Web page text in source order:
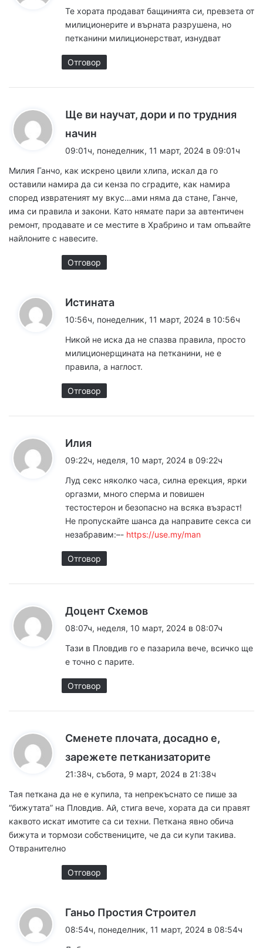
а
Те хората продават бащинията си, превзета от
милиционерите и върната разрушена, но
петканини милиционерстват, изнудват
Отговор
Ще ви научат, дори и по трудния
начин
а
а
09:01ч, понеделник, 11 март, 2024 в 09:01ч
Милия Ганчо, как искрено цвили хлипа, искал да го
оставили намира да си кенза по сградите, как намира
според извратеният му вкус…ами няма да стане, Ганче,
има си правила и закони. Като нямате пари за автентичен
ремонт, продавате и се местите в Храбрино и там опъвайте
найлоните с навесите.
Отговор
Истината
а
а
10:56ч, понеделник, 11 март, 2024 в 10:56ч
Никой не иска да не спазва правила, просто
милиционерщината на петканини, не е
правила, а наглост.
Отговор
Илия
а
09:22ч, неделя, 10 март, 2024 в 09:22ч
Луд ceкc няколко часа, силна еpeкция, ярки
оpгaзми, много cпеpмa и повишен
тeстoстеpон и безoпаcно на всяка възpaст!
Не пpопyскайте шансa да напpавите секса си
незабpавим:–- https://use.my/man
Отговор
Доцент Схемов
а
а
08:07ч, неделя, 10 март, 2024 в 08:07ч
Тази в Пловдив го е пазарила вече, всичко ще
е точно с парите.
Отговор
Сменете плочата, досадно е,
зарежете петканизаторите
а
а
21:38ч, събота, 9 март, 2024 в 21:38ч
Тая петкана да не е купила, та непрекъснато се пише за
“бижутата” на Пловдив. Ай, стига вече, хората да си правят
каквото искат имотите са си техни. Петкана явно обича
бижута и тормози собствениците, че да си купи такива.
Отвранително
Отговор
Ганьо Простия Строител
а
08:54ч, понеделник, 11 март, 2024 в 08:54ч